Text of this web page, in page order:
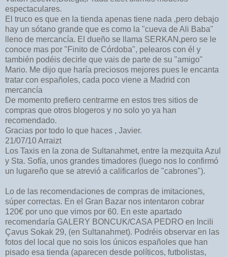
espectaculares.
El truco es que en la tienda apenas tiene nada ,pero debajo
hay un sótano grande que es como la "cueva de Ali Baba"
lleno de mercancía. El dueño se llama SERKAN,pero se le
conoce mas por "Finito de Córdoba", pelearos con él y
también podéis decirle que vais de parte de su "amigo"
Mario. Me dijo que haría preciosos mejores pues le encanta
tratar con españoles, cada poco viene a Madrid con
mercancía
De momento prefiero centrarme en estos tres sitios de
compras que otros blogeros y no solo yo ya han
recomendado.
Gracias por todo lo que haces , Javier.
21/07/10 Arraizt
Los Taxis en la zona de Sultanahmet, entre la mezquita Azul
y Sta. Sofía, unos grandes timadores (luego nos lo confirmó
un lugareño que se atrevió a calificarlos de "cabrones").
Lo de las recomendaciones de compras de imitaciones,
súper correctas. En el Gran Bazar nos intentaron cobrar
120€ por uno que vimos por 60. En este apartado
recomendaría GALERY BONCUK/CASA PEDRO en Incili
Çavus Sokak 29, (en Sultanahmet). Podréis observar en las
fotos del local que no sois los únicos españoles que han
pisado esa tienda (aparecen desde políticos, futbolistas,